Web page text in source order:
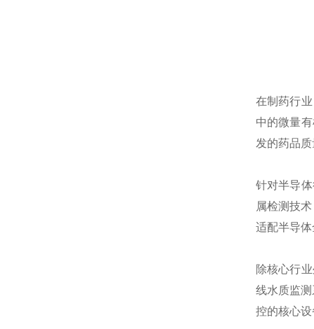
在制药行
中的微量
发的药品
针对半导
属检测技
适配半导
除核心行
线水质监
控的核心